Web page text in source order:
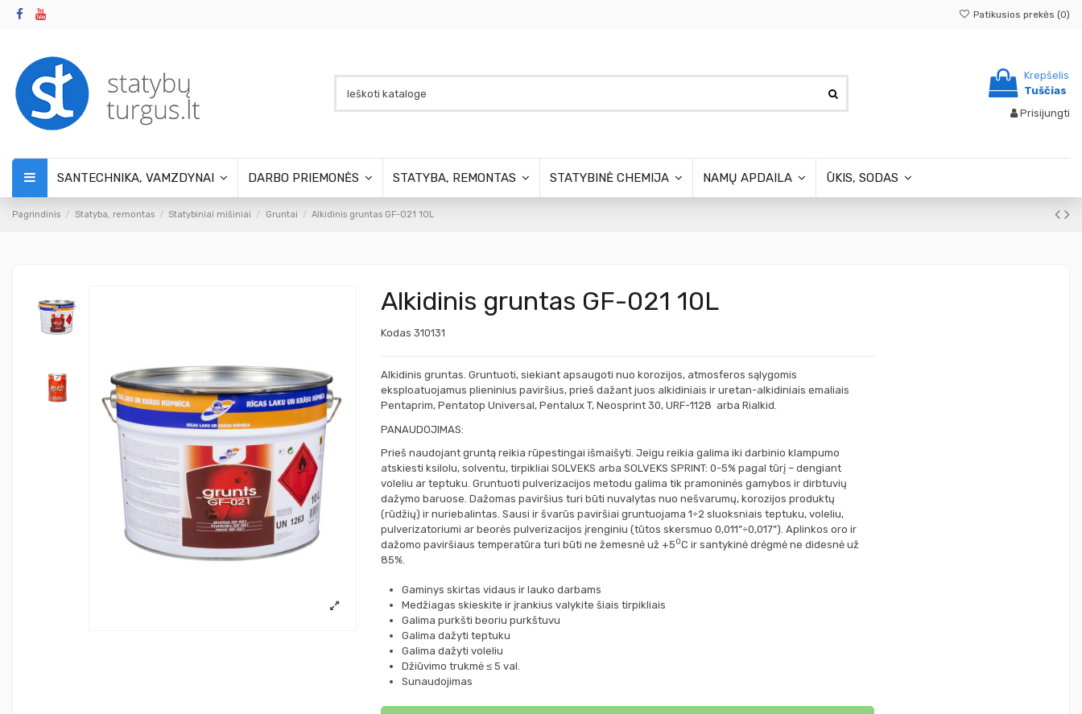
Patikusios prekės (0)
Krepšelis
Tuščias
Prisijungti
SANTECHNIKA, VAMZDYNAI DARBO PRIEMONĖS STATYBA, REMONTAS STATYBINĖ CHEMIJA NAMŲ APDAILA ŪKIS, SODAS
Pagrindinis Statyba, remontas Statybiniai mišiniai Gruntai Alkidinis gruntas GF-021 10L
Alkidinis gruntas GF-021 10L
Kodas 310131
Alkidinis gruntas. Gruntuoti, siekiant apsaugoti nuo korozijos, atmosferos sąlygomis
eksploatuojamus plieninius paviršius, prieš dažant juos alkidiniais ir uretan-alkidiniais emaliais
Pentaprim, Pentatop Universal, Pentalux T, Neosprint 30, URF-1128 arba Rialkid.
PANAUDOJIMAS:
Prieš naudojant gruntą reikia rūpestingai išmaišyti. Jeigu reikia galima iki darbinio klampumo
atskiesti ksilolu, solventu, tirpikliai SOLVEKS arba SOLVEKS SPRINT: 0-5% pagal tūrį – dengiant
voleliu ar teptuku. Gruntuoti pulverizacijos metodu galima tik pramoninės gamybos ir dirbtuvių
dažymo baruose. Dažomas paviršius turi būti nuvalytas nuo nešvarumų, korozijos produktų
(rūdžių) ir nuriebalintas. Sausi ir švarūs paviršiai gruntuojama 1÷2 sluoksniais teptuku, voleliu,
pulverizatoriumi ar beorės pulverizacijos įrenginiu (tūtos skersmuo 0,011”÷0,017”). Aplinkos oro ir
dažomo paviršiaus temperatūra turi būti ne žemesnė už +50С ir santykinė drėgmė ne didesnė už
85%.
Gaminys skirtas vidaus ir lauko darbams
Medžiagas skieskite ir įrankius valykite šiais tirpikliais
Galima purkšti beoriu purkštuvu
Galima dažyti teptuku
Galima dažyti voleliu
Džiūvimo trukmė ≤ 5 val.
Sunaudojimas